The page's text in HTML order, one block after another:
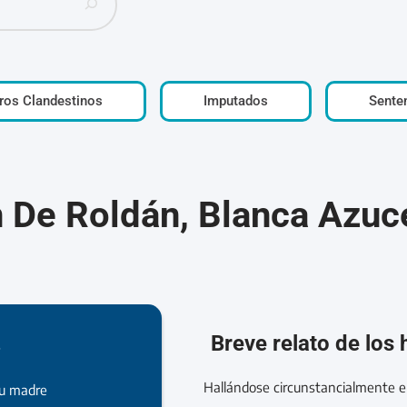
Clandestinos Imputados
De Roldán, Blanca
madre
Breve relato de los
Hallándose circunstancialmente